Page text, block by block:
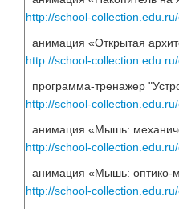
http://school-
 анимация «Открытая
http://school-
 программа-тренажер
http://school-
 анимация «Мышь:
http://school-
 анимация «Мышь:
http://school-